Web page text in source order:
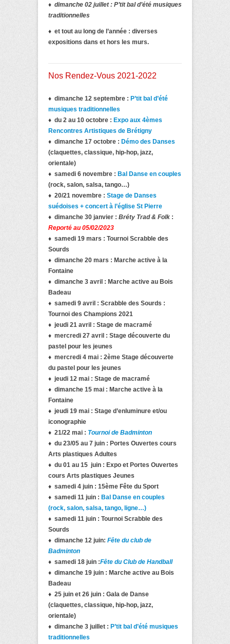
♦ dimanche 02 juillet : P’tit bal d’été musiques
traditionnelles
♦ et tout au long de l’année : diverses
expositions dans et hors les murs.
Nos Rendez-Vous 2021-2022
♦ dimanche 12 septembre : P’tit bal d’été
musiques traditionnelles
♦ du 2 au 10 octobre : Expo aux 4èmes
Rencontres Artistiques de Brétigny
♦ dimanche 17 octobre : Démo des Danses
(claquettes, classique, hip-hop, jazz,
orientale)
♦ samedi 6 novembre : Bal Danse en couples
(rock, salon, salsa, tango…)
♦ 20/21 novembre : Stage de Danses
suédoises + concert à l’église St Pierre
♦ dimanche 30 janvier : Bréty Trad & Folk :
Reporté au 05/02/2023
♦ samedi 19 mars : Tournoi Scrabble des
Sourds
♦ dimanche 20 mars : Marche active à la
Fontaine
♦ dimanche 3 avril : Marche active au Bois
Badeau
♦ samedi 9 avril : Scrabble des Sourds :
Tournoi des Champions 2021
♦ jeudi 21 avril : Stage de macramé
♦ mercredi 27 avril : Stage découverte du
pastel pour les jeunes
♦ mercredi 4 mai : 2ème Stage découverte
du pastel pour les jeunes
♦ jeudi 12 mai : Stage de macramé
♦ dimanche 15 mai : Marche active à la
Fontaine
♦ jeudi 19 mai : Stage d’enluminure et/ou
iconographie
♦ 21/22 mai : Tournoi de Badminton
♦ du 23/05 au 7 juin : Portes Ouvertes cours
Arts plastiques Adultes
♦ du 01 au 15 juin : Expo et Portes Ouvertes
cours Arts plastiques Jeunes
♦ samedi 4 juin : 15ème Fête du Sport
♦ samedi 11 juin : Bal Danse en couples
(rock, salon, salsa, tango, ligne…)
♦ samedi 11 juin : Tournoi Scrabble des
Sourds
♦ dimanche 12 juin: Fête du club de
Badminton
♦ samedi 18 juin :Fête du Club de Handball
♦ dimanche 19 juin : Marche active au Bois
Badeau
♦ 25 juin et 26 juin : Gala de Danse
(claquettes, classique, hip-hop, jazz,
orientale)
♦ dimanche 3 juillet : P’tit bal d’été musiques
traditionnelles